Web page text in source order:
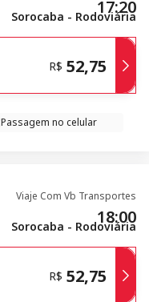
17:20
Sorocaba - Rodoviária
R$ 52,75
Passagem no celular
Viaje Com Vb Transportes
18:00
Sorocaba - Rodoviária
R$ 52,75